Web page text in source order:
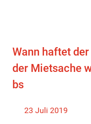
Wann haftet
der Mietsache
bs
23 Juli 2019